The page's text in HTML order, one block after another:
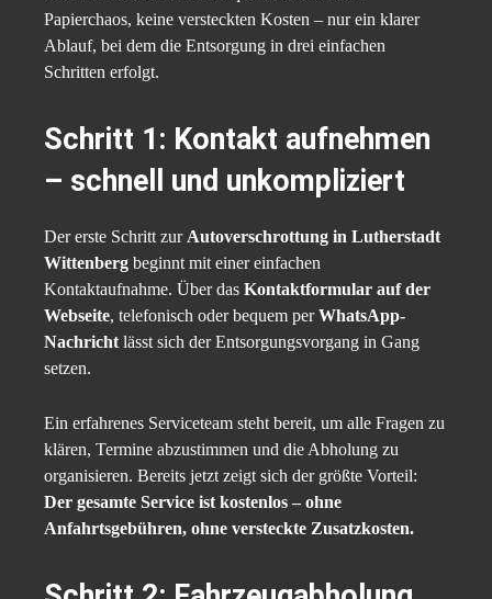
Papierchaos, keine versteckten Kosten – nur ein klarer
Ablauf, bei dem die Entsorgung in drei einfachen
Schritten erfolgt.
Schritt 1: Kontakt aufnehmen
– schnell und unkompliziert
Der erste Schritt zur Autoverschrottung in Lutherstadt
Wittenberg beginnt mit einer einfachen
Kontaktaufnahme. Über das Kontaktformular auf der
Webseite, telefonisch oder bequem perWhatsApp-
Nachricht lässt sich der Entsorgungsvorgang in Gang
setzen.
Ein erfahrenes Serviceteam steht bereit, um alle Fragen zu
klären, Termine abzustimmen und die Abholung zu
organisieren. Bereits jetzt zeigt sich der größte Vorteil:
Der gesamte Service ist kostenlos – ohne
Anfahrtsgebühren, ohne versteckte Zusatzkosten.